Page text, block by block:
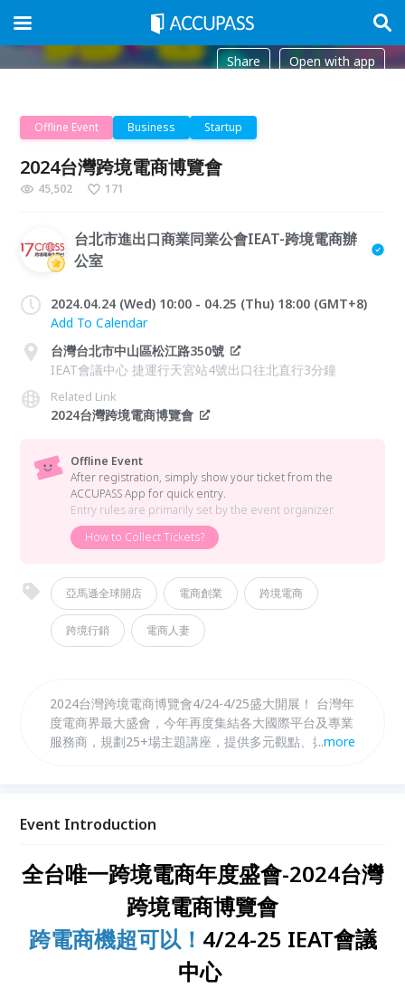
Share Open with app
Offline Event Business Startup
2024台灣跨境電商博覽會
45,502 171
台北市進出口商業同業公會IEAT-跨境電商辦
公室
2024.04.24 (Wed) 10:00 - 04.25 (Thu) 18:00 (GMT+8)
Add To Calendar
台灣台北市中山區松江路350號
IEAT會議中心 捷運行天宮站4號出口往北直行3分鐘
Related Link
2024台灣跨境電商博覽會
Offline Event
After registration, simply show your ticket from the
ACCUPASS App for quick entry.
Entry rules are primarily set by the event organizer.
How to Collect Tickets?
亞馬遜全球開店 電商創業 跨境電商
跨境行銷 電商人妻
2024台灣跨境電商博覽會4/24-4/25盛大開展！ 台灣年
度電商界最大盛會，今年再度集結各大國際平台及專業
服務商，規劃25+場主題講座，提供多元觀點、擴展跨
...more
Event Introduction
全台唯一跨境電商年度盛會-2024台灣
跨境電商博覽會
跨電商機超可以！ 4/24-25 IEAT會議
中心